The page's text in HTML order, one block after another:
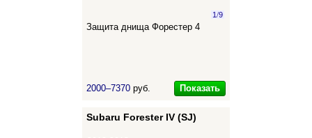
1/9
Защита днища Форестер 4
2000–7370 руб. Показать
Subaru Forester IV (SJ)